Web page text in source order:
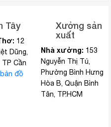
Tây
12
Dũng,
TP Cần
đồ
Xưởng sản
xuất
Nhà xưởng: 153
Nguyễn Thị Tú,
Phường Bình Hưng
Hòa B, Quận Bình
Tân, TP.HCM